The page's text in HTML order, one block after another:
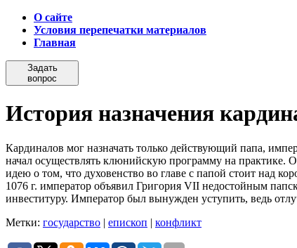
О сайте
Условия перепечатки материалов
Главная
Задать
вопрос
История назначения
Кардиналов мог назначать только действующий папа,
начал осуществлять клюнийскую программу на практике.
идею о том, что духовенство во главе с папой стоит над
1076 г. император объявил Григория VII недостойным
инвеституру. Император был вынужден уступить, ведь
Метки: государство | епископ | конфликт